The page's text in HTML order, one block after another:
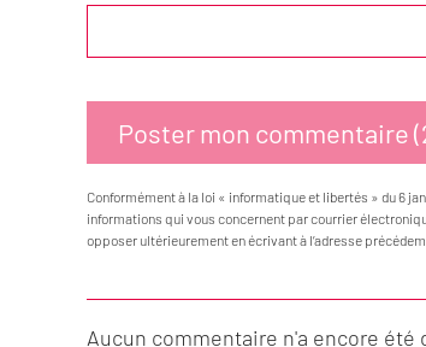
Conformément à la loi « informatique et libertés » du 6
informations qui vous concernent par courrier
opposer ultérieurement en écrivant à l’adresse
Aucun commentaire n'a encore été